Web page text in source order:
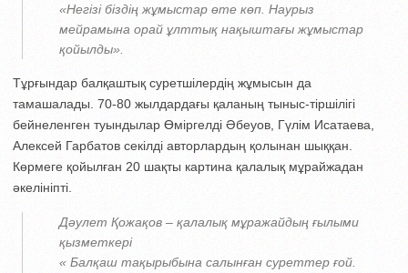
«Негізі біздің жұмыстар өте көп. Наурыз
мейрамына орай ұлттық нақыштағы жұмыстар
қойылды».
Тұрғындар балқаштық суретшілердің жұмысын да
тамашалады. 70-80 жылдардағы қаланың тыныс-тіршілігі
бейнеленген туындылар Өміргелді Әбеуов, Гүлім Исатаева,
Алексей Гарбатов секілді авторлардың қолынан шыққан.
Көрмеге қойылған 20 шақты картина қалалық мұрайжадан
әкелініпті.
Дәулет Қожақов – қалалық мұражайдың ғылыми
қызметкері
« Балқаш тақырыбына салынған суреттер ғой.